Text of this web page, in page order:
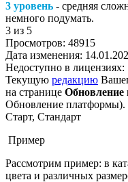
3 уровень - средняя
немного подумать.
3 из 5
Просмотров: 48915
Дата изменения:
Недоступно в лицензиях:
Текущую редакцию
на странице
Обновление платформы).
Старт, Стандарт
Пример
Рассмотрим пример: в
цвета и различных